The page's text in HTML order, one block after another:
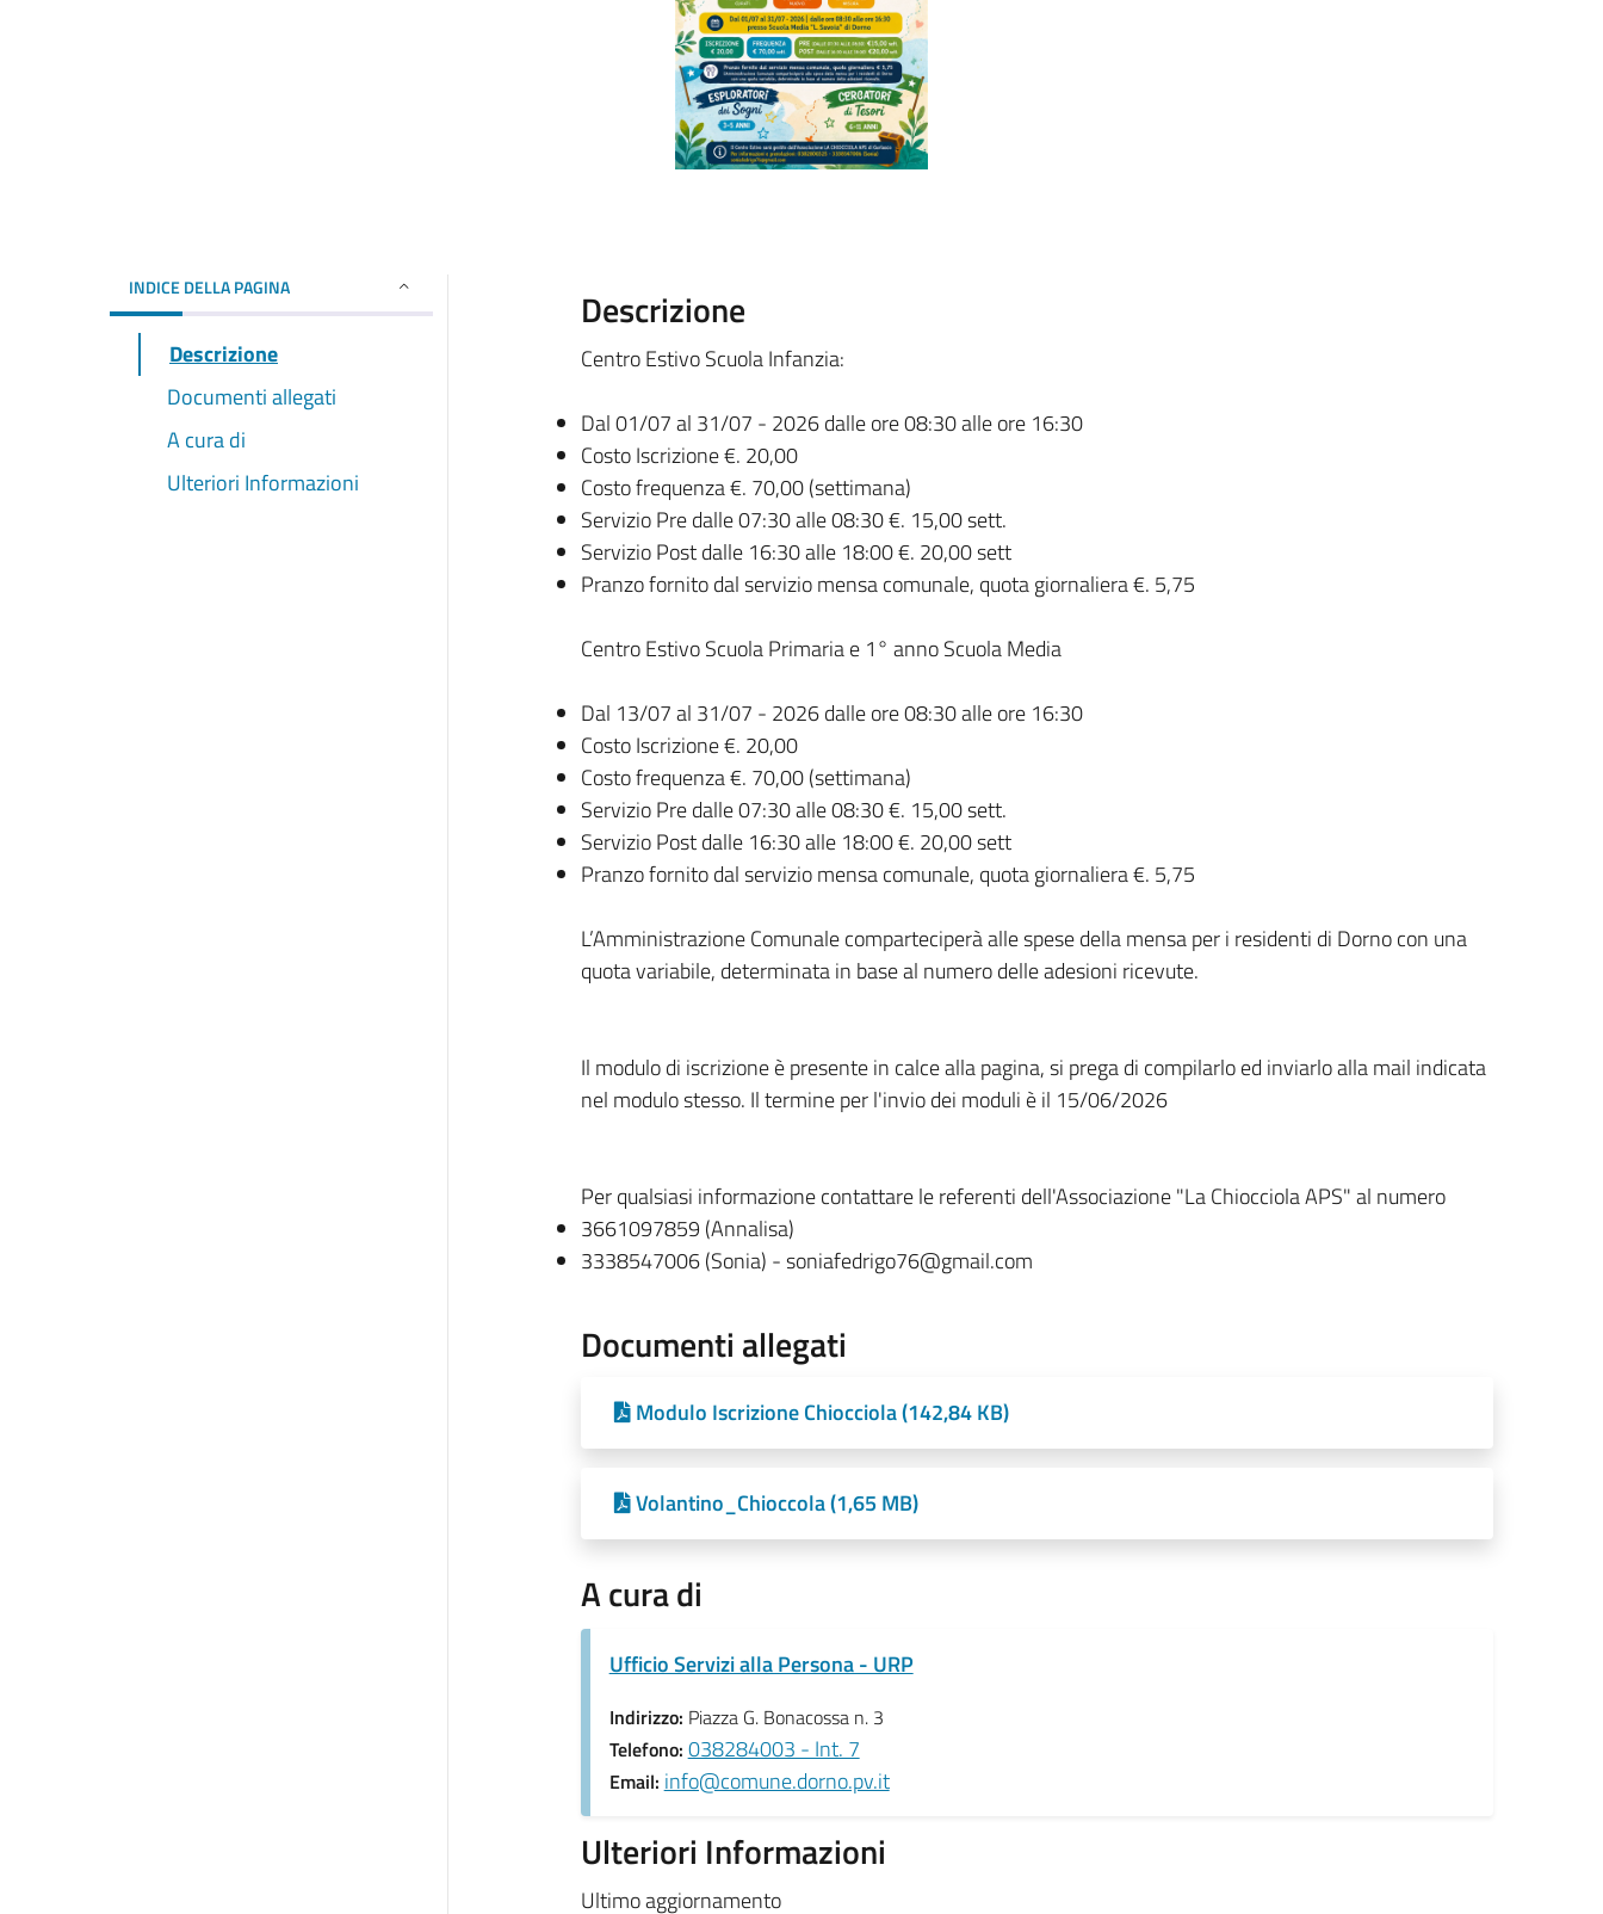
INDICE DELLA PAGINA
Descrizione
Documenti allegati
A cura di
Ulteriori Informazioni
Descrizione
Centro Estivo Scuola Infanzia:
Dal 01/07 al 31/07 - 2026 dalle ore 08:30 alle ore 16:30
Costo Iscrizione €. 20,00
Costo frequenza €. 70,00 (settimana)
Servizio Pre dalle 07:30 alle 08:30 €. 15,00 sett.
Servizio Post dalle 16:30 alle 18:00 €. 20,00 sett
Pranzo fornito dal servizio mensa comunale, quota giornaliera €. 5,75
Centro Estivo Scuola Primaria e 1° anno Scuola Media
Dal 13/07 al 31/07 - 2026 dalle ore 08:30 alle ore 16:30
Costo Iscrizione €. 20,00
Costo frequenza €. 70,00 (settimana)
Servizio Pre dalle 07:30 alle 08:30 €. 15,00 sett.
Servizio Post dalle 16:30 alle 18:00 €. 20,00 sett
Pranzo fornito dal servizio mensa comunale, quota giornaliera €. 5,75
L’Amministrazione Comunale comparteciperà alle spese della mensa per i residenti di Dorno con una
quota variabile, determinata in base al numero delle adesioni ricevute.
Il modulo di iscrizione è presente in calce alla pagina, si prega di compilarlo ed inviarlo alla mail indicata
nel modulo stesso. Il termine per l'invio dei moduli è il 15/06/2026
Per qualsiasi informazione contattare le referenti dell'Associazione "La Chiocciola APS" al numero
3661097859 (Annalisa)
3338547006 (Sonia) - soniafedrigo76@gmail.com
Documenti allegati
Modulo Iscrizione Chiocciola (142,84 KB)
Volantino_Chioccola (1,65 MB)
A cura di
Ufficio Servizi alla Persona - URP
Indirizzo: Piazza G. Bonacossa n. 3
Telefono: 038284003 - Int. 7
Email: info@comune.dorno.pv.it
Ulteriori Informazioni
Ultimo aggiornamento